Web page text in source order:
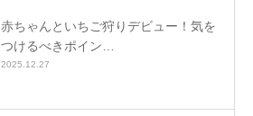
赤ちゃんといちご狩りデビュー！気を
つけるべきポイン…
2025.12.27